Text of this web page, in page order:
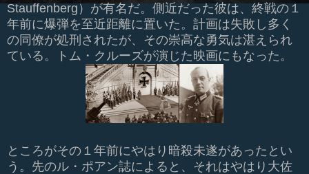
Stauffenberg）が有名だ。側近だった彼は、終戦の１
年前に爆弾を至近距離に置いた。計画は失敗し多く
の同僚が処刑されたが、その崇高な勇気は湛えられ
ている。トム・クルーズが演じた映画にもなった。
ところがその１年前にやはり暗殺未遂があったとい
う。先のル・ポアン誌によると、それはやはり大佐